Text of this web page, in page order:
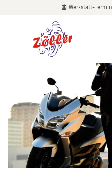
Werkstatt-Termin